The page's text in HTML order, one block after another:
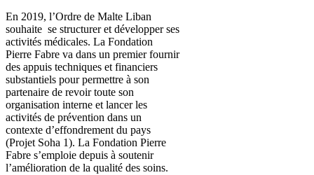
En 2019, l’Ordre de Malte Liban
souhaite se structurer et développer ses
activités médicales. La Fondation
Pierre Fabre va dans un premier fournir
des appuis techniques et financiers
substantiels pour permettre à son
partenaire de revoir toute son
organisation interne et lancer les
activités de prévention dans un
contexte d’effondrement du pays
(Projet Soha 1). La Fondation Pierre
Fabre s’emploie depuis à soutenir
l’amélioration de la qualité des soins.